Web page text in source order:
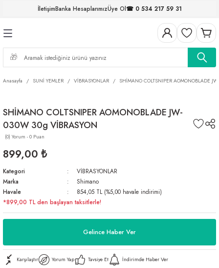
İletişimBanka HesaplarımızÜye Ol☎ 0 534 217 59 31
Geri Dön
Geri Dön
Geri Dön
MİSİNALAR
Geri Dön
FIRDÖNDÜLER
Geri Dön
Geri Dön
Geri Dön
Geri Dön
Anasayfa SUNİ YEMLER VİBRASYONLAR SHİMANO COLTSNIPER AOMONOBLADE
SHİMANO COLTSNIPER AOMONOBLADE JW-
030W 30g VİBRASYON
(0) Yorum - 0 Puan
899,00 ₺
Kategori
VİBRASYONLAR
Marka
Shimano
Havale
854,05 TL (%5,00 havale indirimi)
*899,00 TL den başlayan taksitlerle!
Gelince Haber Ver
Karşılaştır Yorum Yap Tavsiye Et İndirimde Haber Ver